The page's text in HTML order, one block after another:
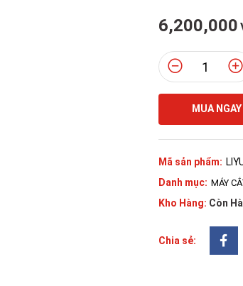
6,200,000
MUA NGAY
Mã sản phẩm:
Danh mục: MÁY
Kho Hàng: Còn
Chia sẻ: